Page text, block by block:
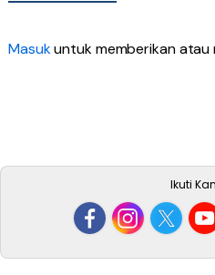
Masukuntuk memberikan atau
Ikuti